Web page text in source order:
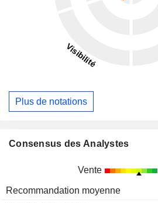
Plus de notations
Consensus des Analystes
Vente
Recommandation moyenne